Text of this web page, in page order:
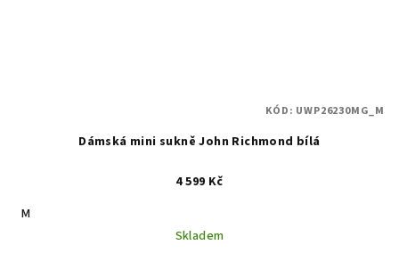
Dámská mini sukně John Richmond bílá
4 599 Kč
M
Skladem
KÓD: UWP26230MG_M